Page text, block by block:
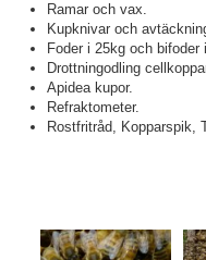
Ramar och vax.
Kupknivar och
Foder i 25kg och bifoder
Drottningodling
Apidea kupor.
Refraktometer.
Rostfritråd, Kopparspik,